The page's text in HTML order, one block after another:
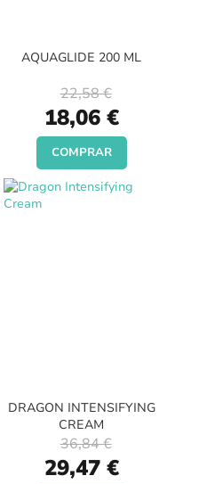
AQUAGLIDE 200 ML
Special
Price
18,06 €
22,58 €
COMPRAR
DRAGON INTENSIFYING
CREAM
Special
Price
29,47 €
36,84 €